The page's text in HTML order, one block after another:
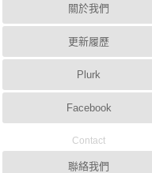
關於我們
更新履歷
Plurk
Facebook
Contact
聯絡我們